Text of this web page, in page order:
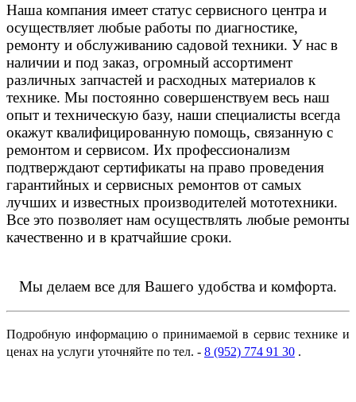
Наша компания имеет статус сервисного центра и
осуществляет любые работы по диагностике,
ремонту и обслуживанию садовой техники. У нас в
наличии и под заказ, огромный ассортимент
различных запчастей и расходных материалов к
технике. Мы постоянно совершенствуем весь наш
опыт и техническую базу, наши специалисты всегда
окажут квалифицированную помощь, связанную с
ремонтом и сервисом. Их профессионализм
подтверждают сертификаты на право проведения
гарантийных и сервисных ремонтов от самых
лучших и известных производителей мототехники.
Все это позволяет нам осуществлять любые ремонты
качественно и в кратчайшие сроки.
Мы делаем все для Вашего удобства и комфорта.
Подробную информацию о принимаемой в сервис технике и
ценах на услуги уточняйте по тел. - 8 (952) 774 91 30 .